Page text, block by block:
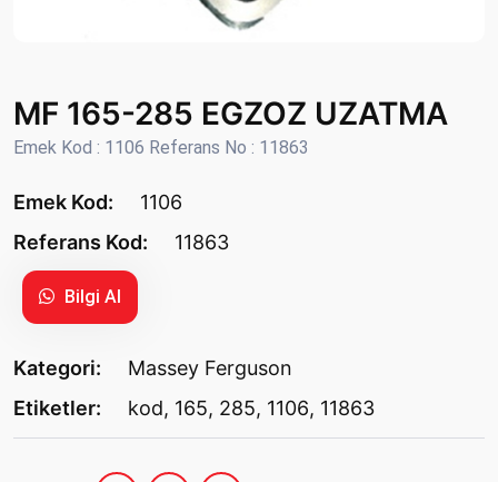
MF 165-285 EGZOZ UZATMA
Emek Kod : 1106 Referans No : 11863
Emek Kod:
1106
Referans Kod:
11863
Bilgi Al
Kategori:
Massey Ferguson
Etiketler:
kod, 165, 285, 1106, 11863